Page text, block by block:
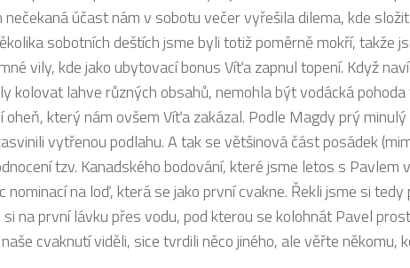
nečekaná účast nám v sobotu večer vyřešila dilema, kde
sobotních deštích jsme byli totiž poměrně mokří, takže
vily, kde jako ubytovací bonus Víťa zapnul topení. Když
kolovat lahve různých obsahů, nemohla být vodácká
oheň, který nám ovšem Víťa zakázal. Podle Magdy prý
vytřenou podlahu. A tak se většinová část posádek
tzv. Kanadského bodování, které jsme letos s
nominací na loď, která se jako první cvakne. Řekli jsme si
na první lávku přes vodu, pod kterou se kolohnát Pavel
cvaknutí viděli, sice tvrdili něco jiného, ale věřte někomu,